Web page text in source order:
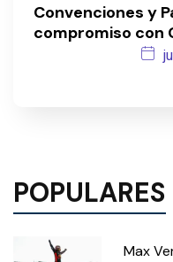
Convenciones y
compromiso con
POPULARES
Max